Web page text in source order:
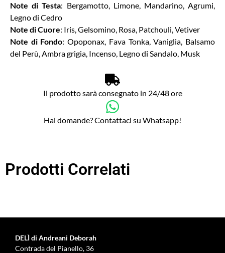
Note di Testa: Bergamotto, Limone, Mandarino, Agrumi,
Legno di Cedro
Note di Cuore: Iris, Gelsomino, Rosa, Patchouli, Vetiver
Note di Fondo: Opoponax, Fava Tonka, Vaniglia, Balsamo
del Perù, Ambra grigia, Incenso, Legno di Sandalo, Musk
Il prodotto sarà consegnato in 24/48 ore
Hai domande? Contattaci su Whatsapp!
Prodotti Correlati
DELÌ di Andreani Deborah
Contrada del Pianello, 36